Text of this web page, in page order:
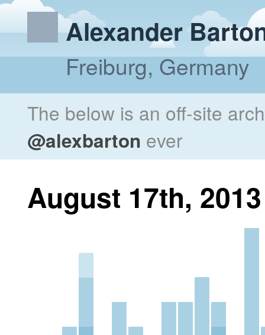
Alexander
Freiburg, Germany
The below is an off-site
@alexbarton ever
August 17th, 2013